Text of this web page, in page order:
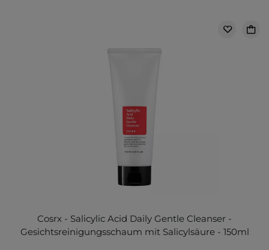
Cosrx - Salicylic Acid Daily Gentle Cleanser -
Gesichtsreinigungsschaum mit Salicylsäure - 150ml